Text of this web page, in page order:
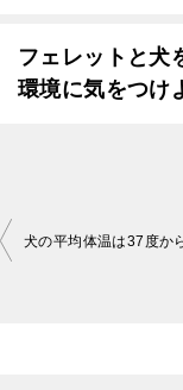
フェレットと犬
環境に気をつけ
投